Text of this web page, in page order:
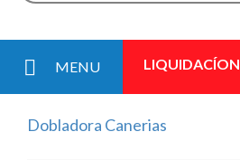
MENU LIQUIDACÍON
Dobladora Canerias